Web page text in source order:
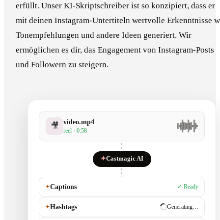
erfüllt. Unser KI-Skriptschreiber ist so konzipiert, dass er
mit deinen Instagram-Untertiteln wertvolle Erkenntnisse
Tonempfehlungen und andere Ideen generiert. Wir
ermöglichen es dir, das Engagement von Instagram-Posts
und Followern zu steigern.
🎥 video.mp4
reel · 0:58
✦Castmagic AI
✦Captions ✓ Ready
✦Hashtags ✓ Ready